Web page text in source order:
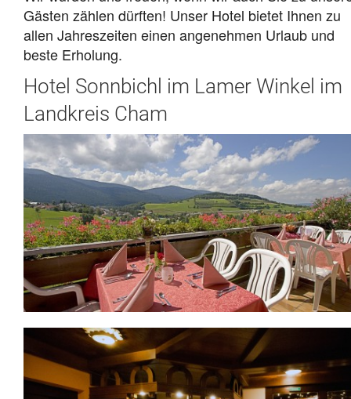
Gästen zählen dürften! Unser Hotel bietet Ihnen zu
allen Jahreszeiten einen angenehmen Urlaub und
beste Erholung.
Hotel Sonnbichl im Lamer Winkel im
Landkreis Cham